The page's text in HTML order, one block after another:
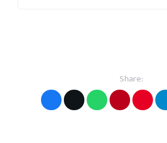
Share: